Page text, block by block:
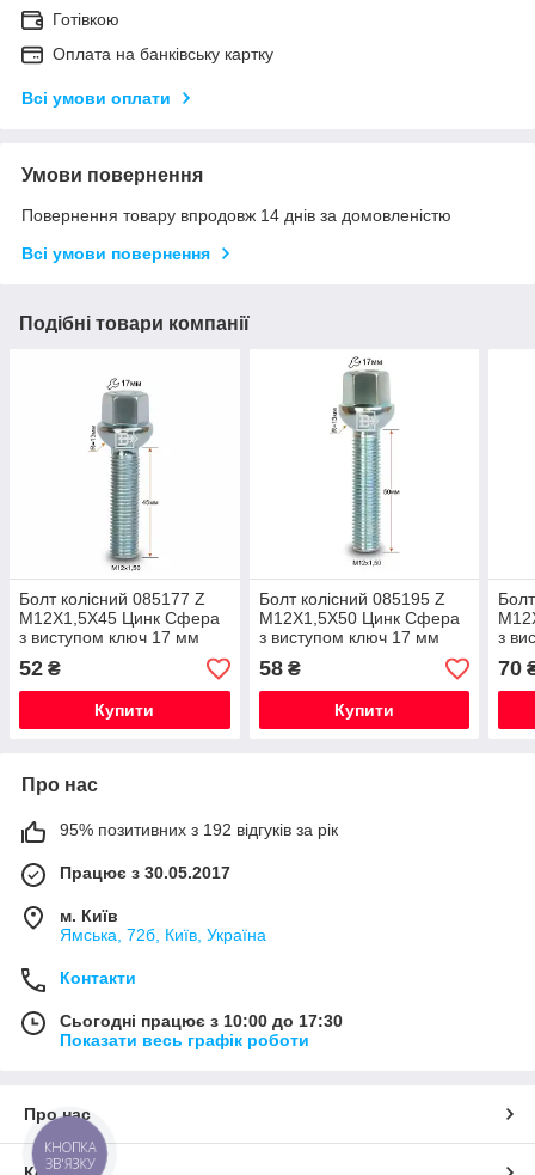
Готівкою
Оплата на банківську картку
Всі умови оплати
Умови повернення
Повернення товару впродовж 14 днів за домовленістю
Всі умови повернення
Подібні товари компанії
Болт колісний 085177 Z
M12X1,5X45 Цинк Сфера
з виступом ключ 17 мм
52 ₴
Купити
Болт колісний 085195 Z
M12X1,5X50 Цинк Сфера
з виступом ключ 17 мм
58₴
Купити
з
70
Про нас
95% позитивних з 192 відгуків за рік
Працює з 30.05.2017
м. Київ
Ямська, 72б, Київ, Україна
Контакти
Сьогодні працює з 10:00 до 17:30
Показати весь графік роботи
Про нас
КНОПКА
ЗВ'ЯЗКУ